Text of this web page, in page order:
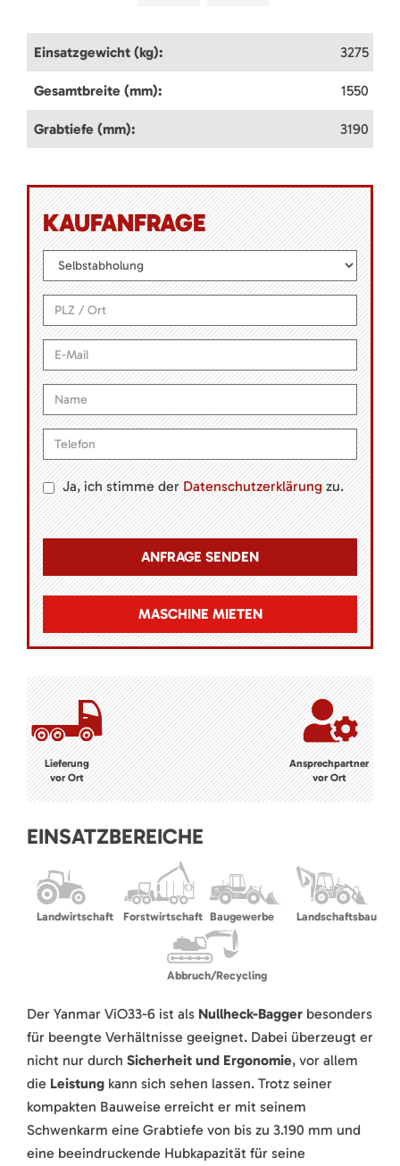
Einsatzgewicht (kg): 3275
Gesamtbreite (mm): 1550
Grabtiefe (mm): 3190
KAUFANFRAGE
Ja, ich stimme derDatenschutzerklärungzu.
MASCHINE MIETEN
Lieferung
vor Ort
Ansprechpartner
vor Ort
EINSATZBEREICHE
Landwirtschaft Forstwirtschaft Baugewerbe Landschaftsbau
Abbruch/Recycling
Der Yanmar ViO33-6 ist als Nullheck-Bagger besonders
für beengte Verhältnisse geeignet. Dabei überzeugt er
nicht nur durch Sicherheit und Ergonomie, vor allem
die Leistung kann sich sehen lassen. Trotz seiner
kompakten Bauweise erreicht er mit seinem
Schwenkarm eine Grabtiefe von bis zu 3.190 mm und
eine beeindruckende Hubkapazität für seine